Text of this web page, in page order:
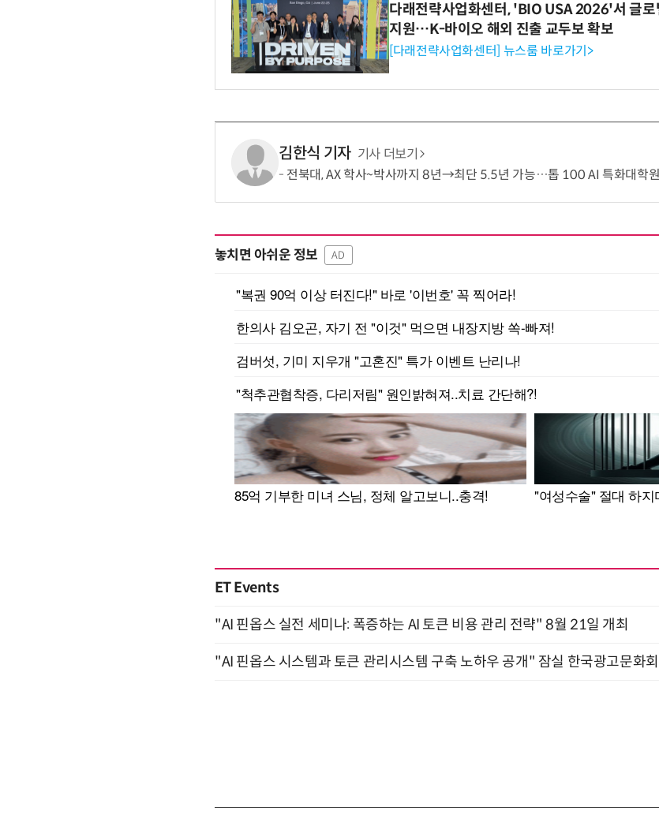
다래전략사업화센터, 'BIO USA 2026'서 글로
지원…K-바이오 해외 진출 교두보 확보
[다래전략사업화센터] 뉴스룸 바로가기>
김한식 기자 기사 더보기
전북대, AX 학사~박사까지 8년→최단 5.5년 가능…톱 100 AI 특화대학
놓치면 아쉬운 정보 AD
ET Events
"AI 핀옵스 실전 세미나: 폭증하는 AI 토큰 비용 관리 전략" 8월 21일 개최
"AI 핀옵스 시스템과 토큰 관리시스템 구축 노하우 공개" 잠실 한국광고문화